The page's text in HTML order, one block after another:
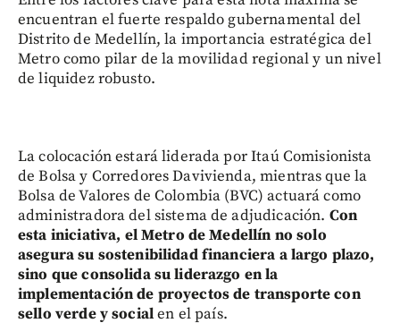
encuentran el fuerte respaldo gubernamental del
Distrito de Medellín, la importancia estratégica del
Metro como pilar de la movilidad regional y un nivel
de liquidez robusto.
La colocación estará liderada por Itaú Comisionista
de Bolsa y Corredores Davivienda, mientras que la
Bolsa de Valores de Colombia (BVC) actuará como
administradora del sistema de adjudicación. Con
esta iniciativa, el Metro de Medellín no solo
asegura su sostenibilidad financiera a largo plazo,
sino que consolida su liderazgo en la
implementación de proyectos de transporte con
sello verde y socialen el país.